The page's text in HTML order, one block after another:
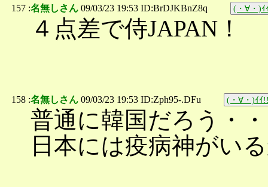
157 :名無しさん 09/03/23 19:53 ID:BrDJKBnZ8q (・∀・)ｲ
４点差で侍JAPAN！
158 :名無しさん 09/03/23 19:53 ID:Zph95-.DFu (・∀・)ｲｲ
普通に韓国だろう・
日本には疫病神がい